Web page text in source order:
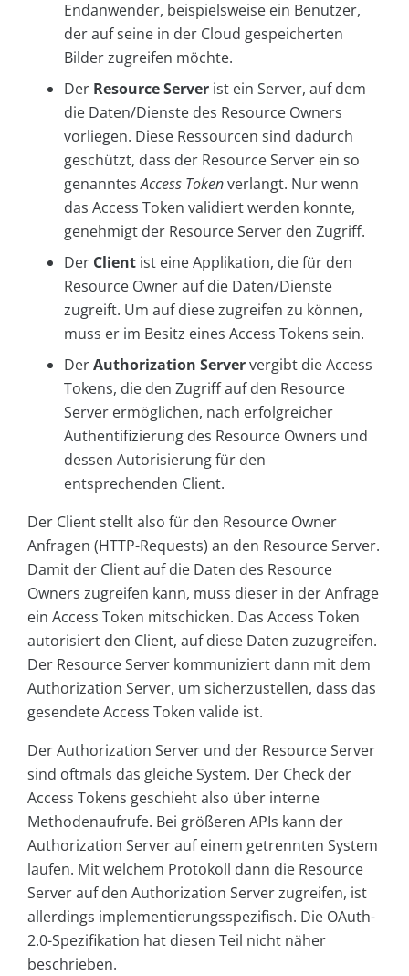
Endanwender, beispielsweise ein Benutzer,
der auf seine in der Cloud gespeicherten
Bilder zugreifen möchte.
Der Resource Server ist ein Server, auf dem
die Daten/Dienste des Resource Owners
vorliegen. Diese Ressourcen sind dadurch
geschützt, dass der Re­source Server ein so
genanntesAccess Tokenverlangt. Nur wenn
das Access Token validiert werden konnte,
genehmigt der Resource Server den Zugriff.
Der Client ist eine Applikation, die für den
Resource Owner auf die Daten/Dienste
zugreift. Um auf diese zugreifen zu können,
muss er im Besitz eines Access Tokens sein.
DerAuthorization Serververgibt die Access
Tokens, die den Zugriff auf den Resource
Server ermöglichen, nach erfolgreicher
Authentifizierung des Resource Owners und
dessen Autorisierung für den
entsprechenden Client.
Der Client stellt also für den Resource Owner
Anfragen (HTTP-Requests) an den Resource Server.
Damit der Client auf die Daten des Resource
Owners zugreifen kann, muss dieser in der Anfrage
ein Access Token mitschicken. Das Access Token
autorisiert den Client, auf diese Daten zuzugreifen.
Der Resource Server kommuniziert dann mit dem
Authorization Server, um sicherzustellen, dass das
gesendete Access Token valide ist.
Der Authorization Server und der Resource Server
sind oftmals das gleiche System. Der Check der
Access Tokens geschieht also über interne
Methodenaufrufe. Bei größeren APIs kann der
Authorization Server auf einem getrennten System
laufen. Mit welchem Protokoll dann die Resource
Server auf den Authorization Server zugreifen, ist
allerdings implementierungsspezifisch. Die OAuth-
2.0-Spezifikation hat diesen Teil nicht näher
beschrieben.